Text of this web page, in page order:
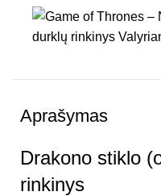
Aprašymas
Drakono stiklo
rinkinys